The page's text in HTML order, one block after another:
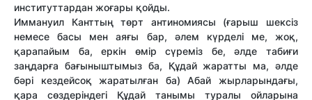
институттардан жоғары қойды.
Иммануил Канттың төрт антиномиясы (ғарыш шексіз
немесе басы мен аяғы бар, әлем күрделі ме, жоқ,
қарапайым ба, еркін өмір сүреміз бе, әлде табиғи
заңдарға бағыныштымыз ба, Құдай жаратты ма, әлде
бәрі кездейсоқ жаратылған ба) Абай жырларындағы,
қара сөздеріндегі Құдай танымы туралы ойларына